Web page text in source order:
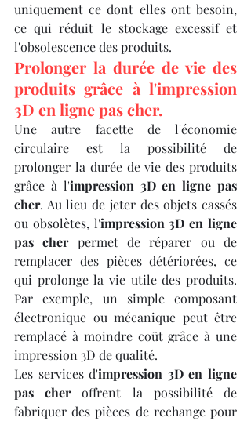
uniquement ce dont elles ont besoin,
ce qui réduit le stockage excessif et
l'obsolescence des produits.
Prolonger la durée de vie des
produits grâce à l'impression
3D en ligne pas cher.
Une autre facette de l'économie
circulaire est la possibilité de
prolonger la durée de vie des produits
grâce à l'impression 3D en ligne pas
cher. Au lieu de jeter des objets cassés
ou obsolètes, l'impression 3D en ligne
pas cher permet de réparer ou de
remplacer des pièces détériorées, ce
qui prolonge la vie utile des produits.
Par exemple, un simple composant
électronique ou mécanique peut être
remplacé à moindre coût grâce à une
impression 3D de qualité.
Les services d'impression 3D en ligne
pas cher offrent la possibilité de
fabriquer des pièces de rechange pour